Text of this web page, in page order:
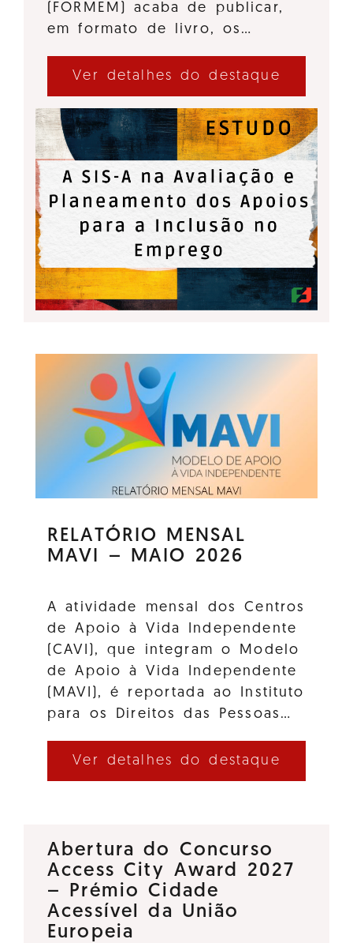
(FORMEM) acaba de publicar,
em formato de livro, os…
Ver detalhes do destaque
RELATÓRIO MENSAL
MAVI – MAIO 2026
A atividade mensal dos Centros
de Apoio à Vida Independente
(CAVI), que integram o Modelo
de Apoio à Vida Independente
(MAVI), é reportada ao Instituto
para os Direitos das Pessoas…
Ver detalhes do destaque
Abertura do Concurso
Access City Award 2027
– Prémio Cidade
Acessível da União
Europeia